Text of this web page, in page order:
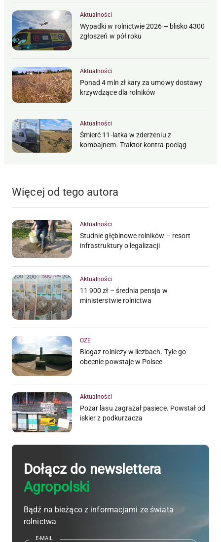
Aktualności
Wypadki w rolnictwie 2026 – blisko 4300
zgłoszeń w pół roku
Aktualności
Ponad 4 mln zł kary za umowy dostawy
krzywdzące dla rolników
Aktualności
Śmierć 11-latka w zderzeniu z
kombajnem. Traktor kontra pociąg
Więcej od tego autora
Aktualności
Studnie głębinowe rolników – resort
infrastruktury o legalizacji
Aktualności
11 900 zł – średnia pensja w
ministerstwie rolnictwa
OZE
Biogaz rolniczy w liczbach. Tyle go
obecnie powstaje w Polsce
Aktualności
Pożar lasu zagrażał pasiece. Powstał od
iskier z podkurzacza
Dołącz do newslettera
Agropolski
Bądź na bieżąco z informacjami ze świata
rolnictwa
E-MAIL